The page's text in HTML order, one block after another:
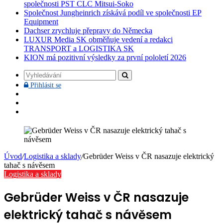
společnosti PST CLC Mitsui-Soko
Společnost Jungheinrich získává podíl ve společnosti EP
Equipment
Dachser zrychluje přepravy do Německa
LUXUR Media SK obměňuje vedení a redakci
TRANSPORT a LOGISTIKA SK
KION má pozitivní výsledky za první pololetí 2026
Vyhledávání
Přihlásit sePřihlásit
Úvod/Logistika a sklady/Gebrüder Weiss v ČR nasazuje elektrický
tahač s návěsem
Logistika a sklady
Gebrüder Weiss v ČR nasazuje
elektrický tahač s návěsem